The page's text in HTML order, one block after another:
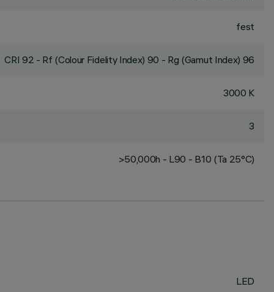
fest
CRI 92 - Rf (Colour Fidelity Index) 90 - Rg (Gamut Index) 96
3000 K
3
>50,000h - L90 - B10 (Ta 25°C)
LED